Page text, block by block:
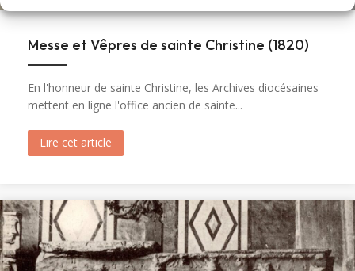
Messe et Vêpres de sainte Christine (1820)
En l'honneur de sainte Christine, les Archives diocésaines
mettent en ligne l'office ancien de sainte...
Lire cet article